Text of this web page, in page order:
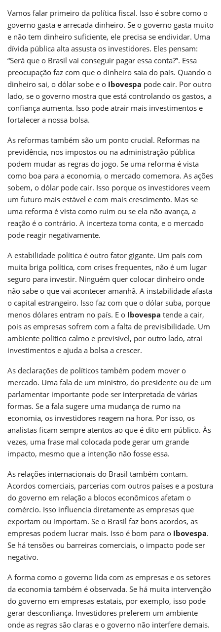
Vamos falar primeiro da política fiscal. Isso é sobre como o
governo gasta e arrecada dinheiro. Se o governo gasta muito
e não tem dinheiro suficiente, ele precisa se endividar. Uma
dívida pública alta assusta os investidores. Eles pensam:
“Será que o Brasil vai conseguir pagar essa conta?”. Essa
preocupação faz com que o dinheiro saia do país. Quando o
dinheiro sai, o dólar sobe e o Ibovespa pode cair. Por outro
lado, se o governo mostra que está controlando os gastos, a
confiança aumenta. Isso pode atrair mais investimentos e
fortalecer a nossa bolsa.
As reformas também são um ponto crucial. Reformas na
previdência, nos impostos ou na administração pública
podem mudar as regras do jogo. Se uma reforma é vista
como boa para a economia, o mercado comemora. As ações
sobem, o dólar pode cair. Isso porque os investidores veem
um futuro mais estável e com mais crescimento. Mas se
uma reforma é vista como ruim ou se ela não avança, a
reação é o contrário. A incerteza toma conta, e o mercado
pode reagir negativamente.
A estabilidade política é outro fator gigante. Um país com
muita briga política, com crises frequentes, não é um lugar
seguro para investir. Ninguém quer colocar dinheiro onde
não sabe o que vai acontecer amanhã. A instabilidade afasta
o capital estrangeiro. Isso faz com que o dólar suba, porque
menos dólares entram no país. E o Ibovespa tende a cair,
pois as empresas sofrem com a falta de previsibilidade. Um
ambiente político calmo e previsível, por outro lado, atrai
investimentos e ajuda a bolsa a crescer.
As declarações de políticos também podem mover o
mercado. Uma fala de um ministro, do presidente ou de um
parlamentar importante pode ser interpretada de várias
formas. Se a fala sugere uma mudança de rumo na
economia, os investidores reagem na hora. Por isso, os
analistas ficam sempre atentos ao que é dito em público. Às
vezes, uma frase mal colocada pode gerar um grande
impacto, mesmo que a intenção não fosse essa.
As relações internacionais do Brasil também contam.
Acordos comerciais, parcerias com outros países e a postura
do governo em relação a blocos econômicos afetam o
comércio. Isso influencia diretamente as empresas que
exportam ou importam. Se o Brasil faz bons acordos, as
empresas podem lucrar mais. Isso é bom para o Ibovespa.
Se há tensões ou barreiras comerciais, o impacto pode ser
negativo.
A forma como o governo lida com as empresas e os setores
da economia também é observada. Se há muita intervenção
do governo em empresas estatais, por exemplo, isso pode
gerar desconfiança. Investidores preferem um ambiente
onde as regras são claras e o governo não interfere demais.